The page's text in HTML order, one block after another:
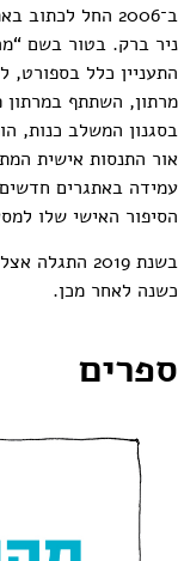
ב־2006 החל
ברק. בטור בשם
כלל בספורט,
המשלב כנות,
התנסות אישית
באתגרים חדשים,
האישי שלו
בשנת 2019
לאחר מכן.